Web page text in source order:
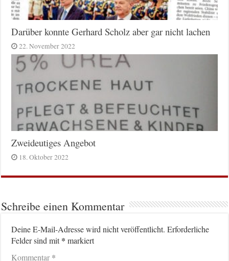
Darüber konnte Gerhard Scholz aber gar nicht lachen
22. November 2022
Zweideutiges Angebot
18. Oktober 2022
Schreibe einen Kommentar
Deine E-Mail-Adresse wird nicht veröffentlicht. Erforderliche
Felder sind mit* markiert
Kommentar*